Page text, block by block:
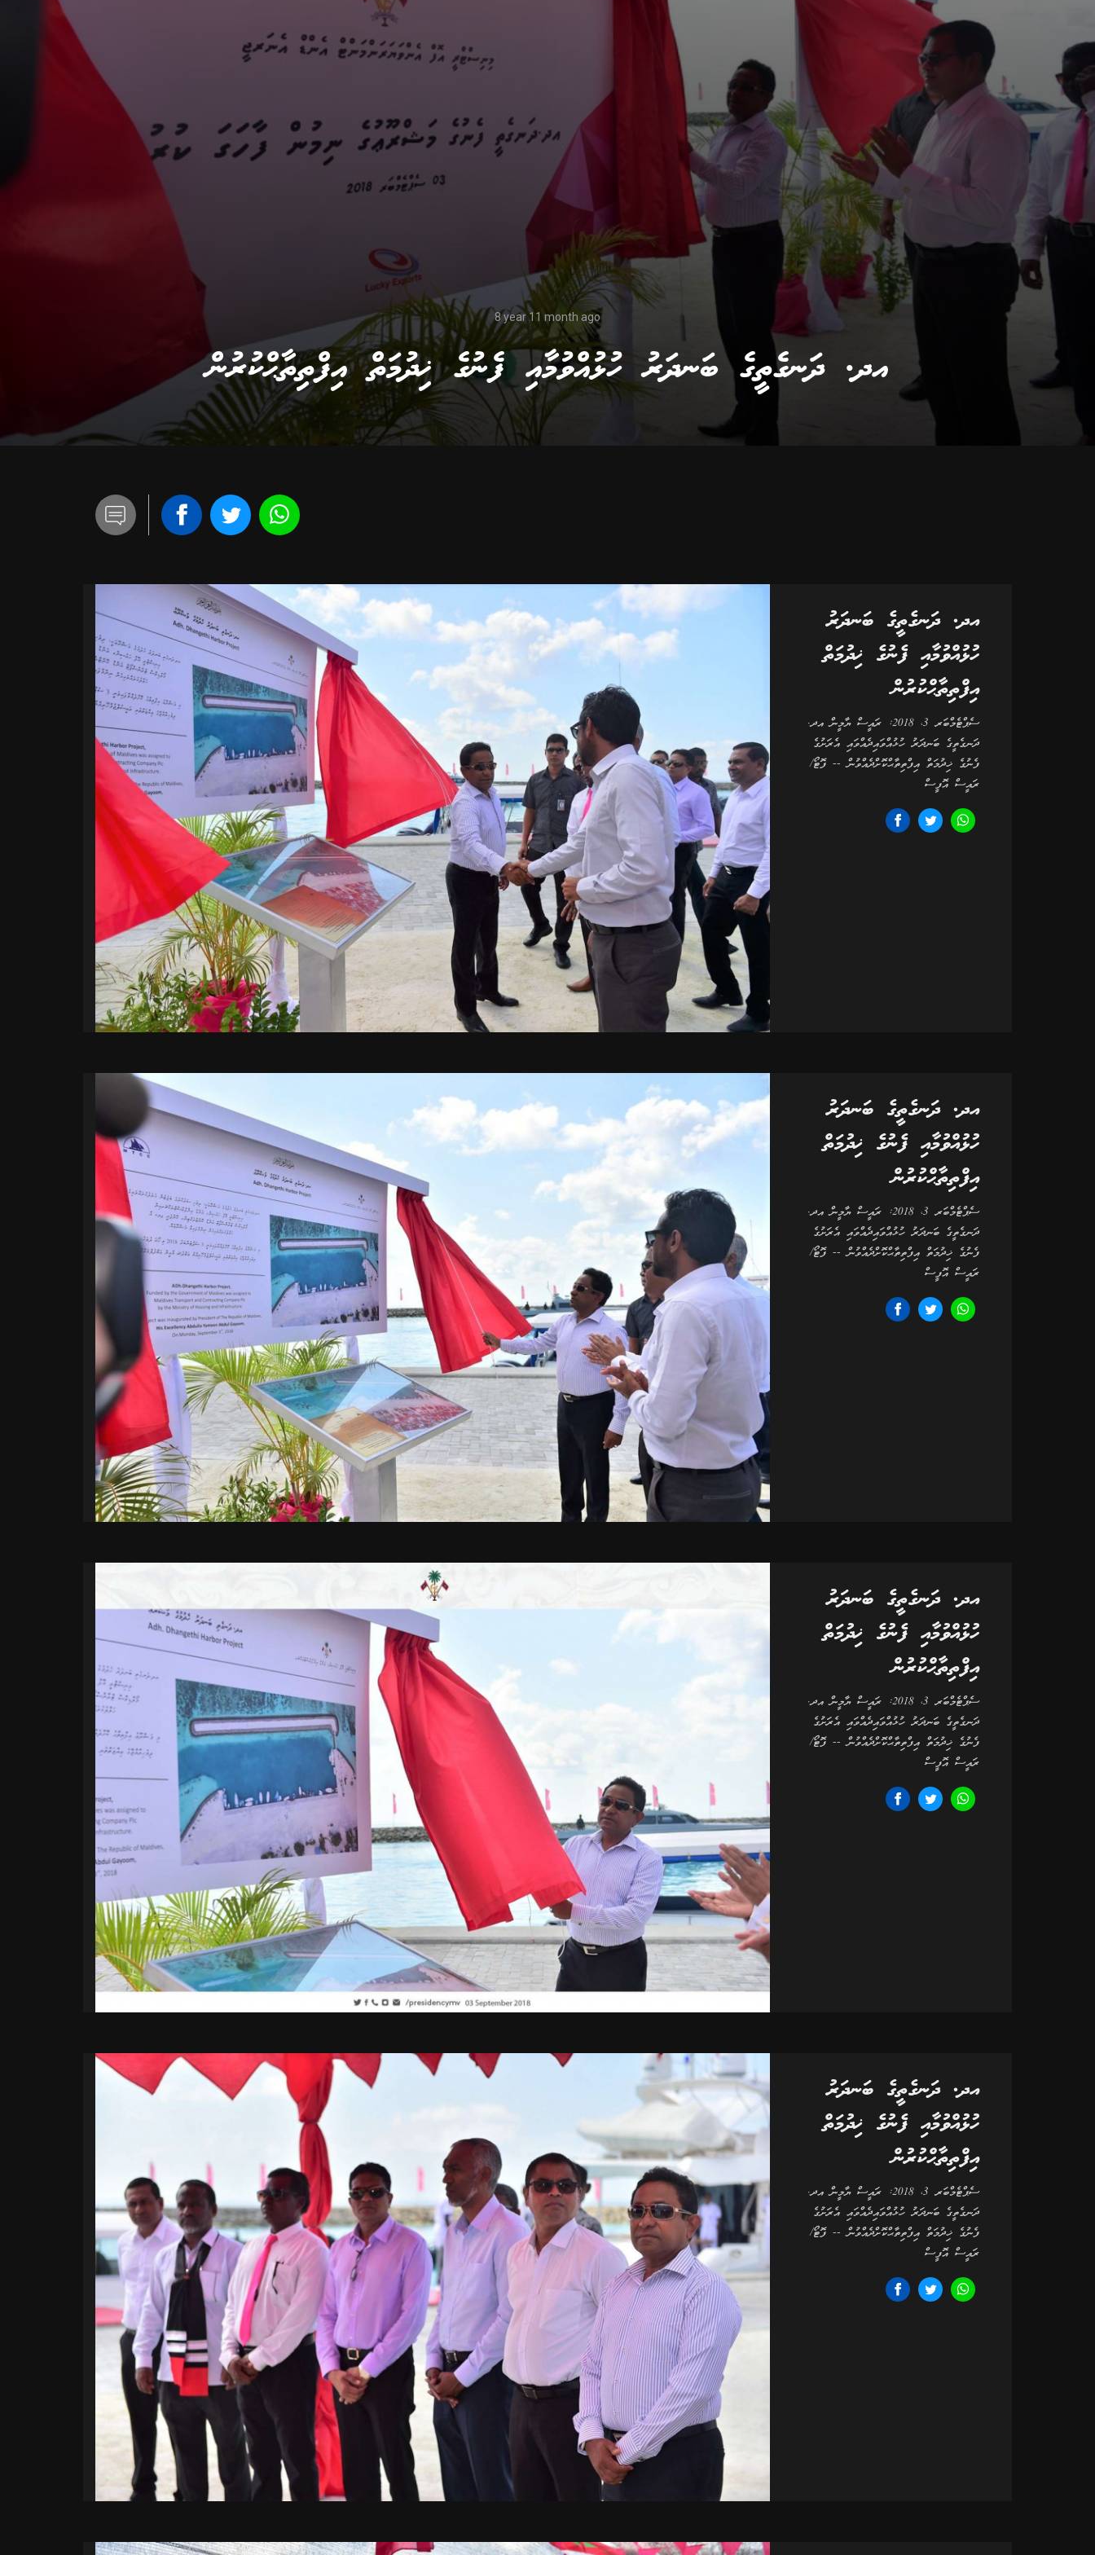
8 year 11 month ago
އދ. ދަނގެތީގެ ބަނދަރު ހުޅުއްވުމާއި ފެނުގެ ޚިދުމަތް އިފްތިތާޙްކުރުން
އދ. ދަނގެތީގެ ބަނދަރު
ހުޅުއްވުމާއި ފެނުގެ ޚިދުމަތް
އިފްތިތާޙްކުރުން
ސެޕްޓެމްބަރ 3، 2018: ރައީސް ޔާމީން އދ.
ދަނގެތީގެ ބަނދަރު ހުޅުއްވައިދެއްވައި އެރަށުގެ
ފެނުގެ ޚިދުމަތް އިފްތިތާޙްކޮށްދެއްވުން -- ފޮޓޯ/
ރައީސް އޮފީސް
އދ. ދަނގެތީގެ ބަނދަރު
ހުޅުއްވުމާއި ފެނުގެ ޚިދުމަތް
އިފްތިތާޙްކުރުން
ސެޕްޓެމްބަރ 3، 2018: ރައީސް ޔާމީން އދ.
ދަނގެތީގެ ބަނދަރު ހުޅުއްވައިދެއްވައި އެރަށުގެ
ފެނުގެ ޚިދުމަތް އިފްތިތާޙްކޮށްދެއްވުން -- ފޮޓޯ/
ރައީސް އޮފީސް
އދ. ދަނގެތީގެ ބަނދަރު
ހުޅުއްވުމާއި ފެނުގެ ޚިދުމަތް
އިފްތިތާޙްކުރުން
ސެޕްޓެމްބަރ 3، 2018: ރައީސް ޔާމީން އދ.
ދަނގެތީގެ ބަނދަރު ހުޅުއްވައިދެއްވައި އެރަށުގެ
ފެނުގެ ޚިދުމަތް އިފްތިތާޙްކޮށްދެއްވުން -- ފޮޓޯ/
ރައީސް އޮފީސް
އދ. ދަނގެތީގެ ބަނދަރު
ހުޅުއްވުމާއި ފެނުގެ ޚިދުމަތް
އިފްތިތާޙްކުރުން
ސެޕްޓެމްބަރ 3، 2018: ރައީސް ޔާމީން އދ.
ދަނގެތީގެ ބަނދަރު ހުޅުއްވައިދެއްވައި އެރަށުގެ
ފެނުގެ ޚިދުމަތް އިފްތިތާޙްކޮށްދެއްވުން -- ފޮޓޯ/
ރައީސް އޮފީސް